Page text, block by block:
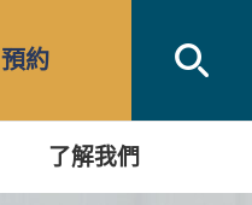
預約
了解我們